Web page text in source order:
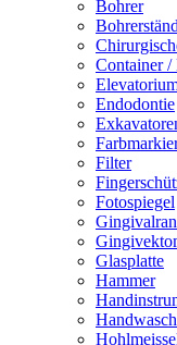
Bohrer
Container /
Endodontie
Filter
Fotospiegel
Glasplatte
Hammer